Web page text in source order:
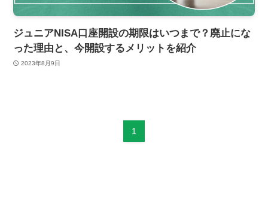
ジュニアNISA口座開設の期限はいつまで？廃止にな
った理由と、今開設するメリットを紹介
2023年8月9日
1